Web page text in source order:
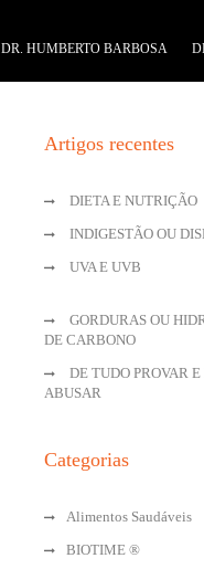
DR. HUMBERTO BARBOSA
Artigos recentes
DIETA E NUTRIÇÃO
INDIGESTÃO OU
UVA E UVB
GORDURAS OU
DE CARBONO
DE TUDO PROVAR
ABUSAR
Categorias
Alimentos Saudáveis
BIOTIME ®